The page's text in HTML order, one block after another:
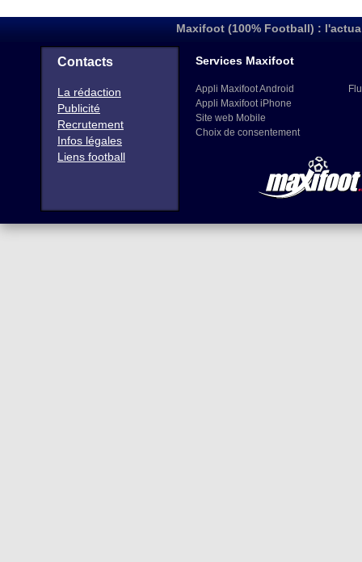
Maxifoot (100% Football) :
Contacts
La rédaction
Publicité
Recrutement
Infos légales
Liens football
Services Maxifoot
Appli Maxifoot Android
Appli Maxifoot iPhone
Site web Mobile
Choix de consentement